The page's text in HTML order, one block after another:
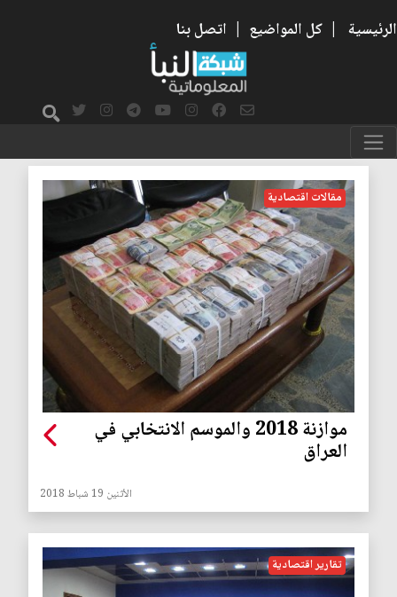
الرئيسية | كل المواضيع | اتصل بنا
مقالات اقتصادية
موازنة 2018 والموسم الانتخابي في
العراق
الأثنين 19 شباط 2018
تقارير اقتصادية